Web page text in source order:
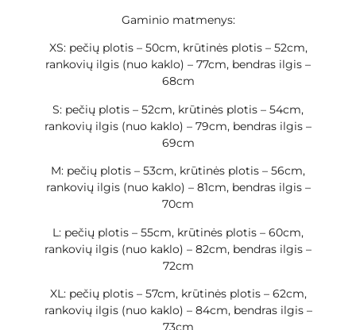
Gaminio matmenys:
XS: pečių plotis – 50cm, krūtinės plotis – 52cm,
rankovių ilgis (nuo kaklo) – 77cm, bendras ilgis –
68cm
S: pečių plotis – 52cm, krūtinės plotis – 54cm,
rankovių ilgis (nuo kaklo) – 79cm, bendras ilgis –
69cm
M: pečių plotis – 53cm, krūtinės plotis – 56cm,
rankovių ilgis (nuo kaklo) – 81cm, bendras ilgis –
70cm
L: pečių plotis – 55cm, krūtinės plotis – 60cm,
rankovių ilgis (nuo kaklo) – 82cm, bendras ilgis –
72cm
XL: pečių plotis – 57cm, krūtinės plotis – 62cm,
rankovių ilgis (nuo kaklo) – 84cm, bendras ilgis –
73cm